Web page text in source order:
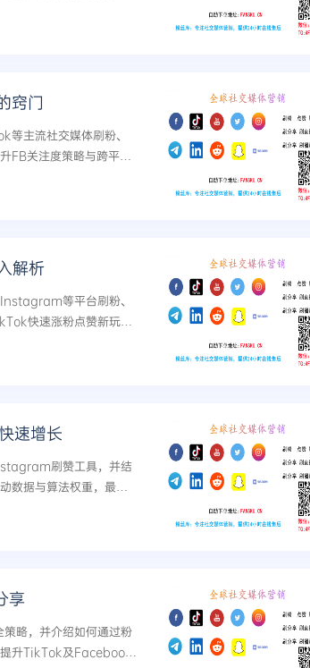
窍门
主流社交媒体刷粉、
FB关注度策略与跨平台
解析
等平台刷粉、
快速涨粉点赞新玩
速增长
刷赞工具，并结
数据与算法权重，最终
享
略，并介绍如何通过粉
提升TikTok及Faceboo